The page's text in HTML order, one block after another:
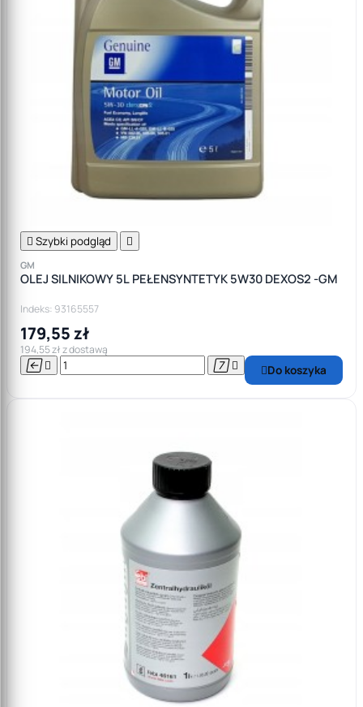
 Szybki podgląd 
GM
OLEJ SILNIKOWY 5L PEŁENSYNTETYK 5W30 DEXOS2 -GM
Indeks: 93165557
179,55 zł
194,55 zł z dostawą
    Do koszyka